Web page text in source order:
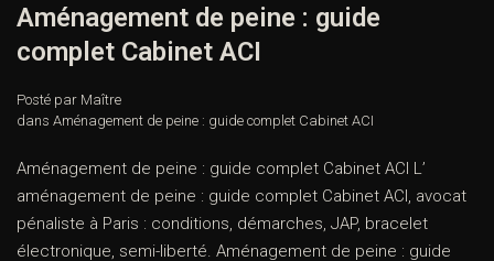
Aménagement de peine : guide
complet Cabinet ACI
Posté par Maître
dans Aménagement de peine : guide complet Cabinet ACI
Aménagement de peine : guide complet Cabinet ACI L’
aménagement de peine : guide complet Cabinet ACI, avocat
pénaliste à Paris : conditions, démarches, JAP, bracelet
électronique, semi-liberté. Aménagement de peine : guide